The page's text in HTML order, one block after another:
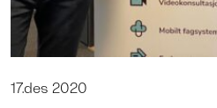
17.des 2020